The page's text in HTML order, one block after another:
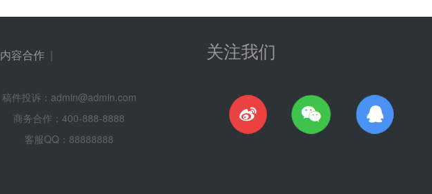
内容合作 |
稿件投诉：admin@admin.com
商务合作：400-888-8888
客服QQ：88888888
关注我们